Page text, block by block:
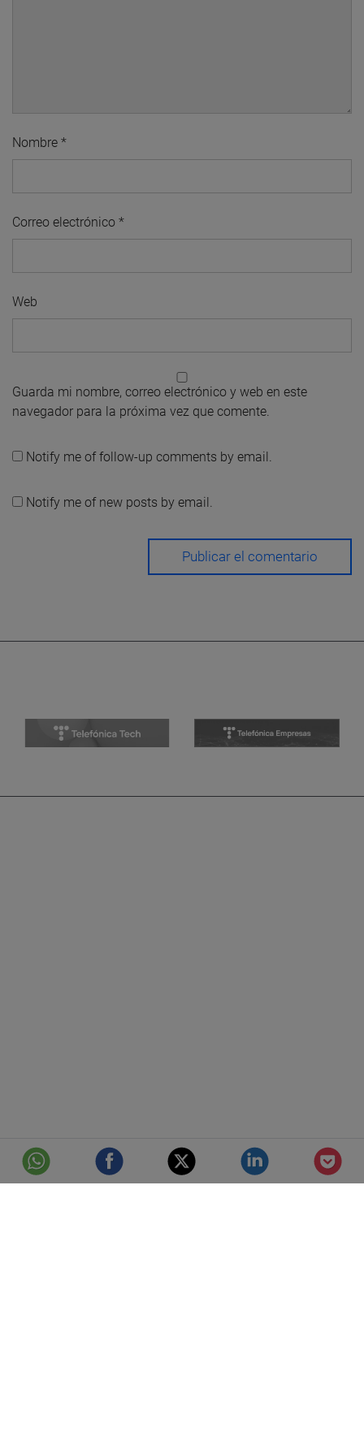
Nombre *
Correo electrónico *
Web
Guarda mi nombre, correo electrónico y web en este
navegador para la próxima vez que comente.
Notify me of follow-up comments by email.
Notify me of new posts by email.